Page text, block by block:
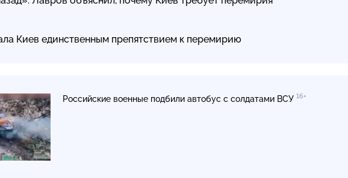
Киев единственным препятствием к перемирию
Российские военные подбили автобус с солдатами ВСУ 16+